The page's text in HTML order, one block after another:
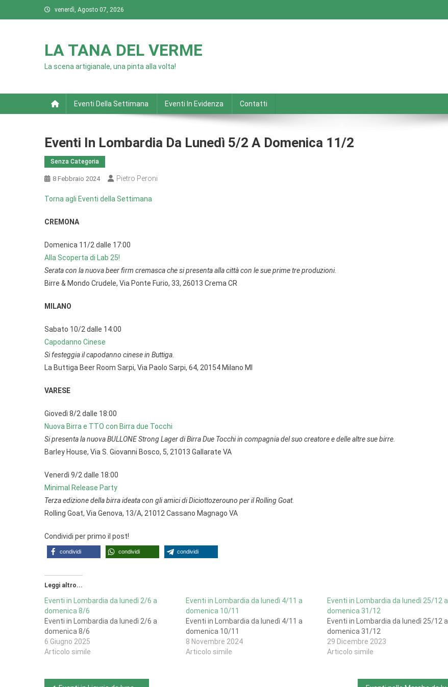
to
venerdì, Agosto 07, 2026
LA TANA DEL VERME
La scena artigianale, una pinta alla volta!
Eventi Della Settimana Eventi In Evidenza Contatti
Eventi In Lombardia Da Lunedì 5/2 A Domenica 11/2
Senza Categoria
8 Febbraio 2024 Pietro Peroni
Torna agli Eventi della Settimana
CREMONA
Domenica 11/2 dalle 17:00
Alla Scoperta di Lab 25!
Serata con la nuova beer firm cremasca che si presenta alla città con le sue prime tre produzioni.
Birre & Mondo Crudele, Via Ponte Furio, 33, 26013 Crema CR
MILANO
Sabato 10/2 dalle 14:00
Capodanno Cinese
Si festeggia il capodanno cinese in Buttiga.
La Buttiga Beer Room Sarpi, Via Paolo Sarpi, 64, 20154 Milano MI
VARESE
Giovedì 8/2 dalle 18:00
Nuova Birra e TTO con Birra due Tocchi
Si presenta la nuova BULLONE Strong Lager di Birra Due Tocchi in compagnia del suo creatore e delle altre sue birre.
Barley House, Via S. Giovanni Bosco, 5, 21013 Gallarate VA
Venerdì 9/2 dalle 18:00
Minimal Release Party
Terza edizione della birra ideata con gli amici di Diciottozerouno per il Rolling Goat.
Rolling Goat, Via Genova, 13/A, 21012 Cassano Magnago VA
Condividi per primo il post!
condividi condividi condividi
Leggi altro...
Eventi in Lombardia da lunedì 2/6 a
domenica 8/6
Eventi in Lombardia da lunedì 2/6 a
domenica 8/6
6 Giugno 2025
Articolo simile
Eventi in Lombardia da lunedì 4/11 a
domenica 10/11
Eventi in Lombardia da lunedì 4/11 a
domenica 10/11
8 Novembre 2024
Articolo simile
Eventi in Lombardia da lunedì 25/12 a
domenica 31/12
Eventi in Lombardia da lunedì 25/12 a
domenica 31/12
29 Dicembre 2023
Articolo simile